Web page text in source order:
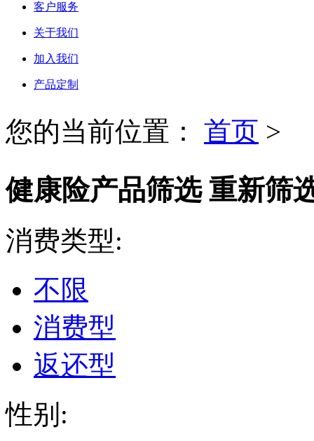
客户服务
关于我们
加入我们
产品定制
您的当前位置： 首页 >
健康险产品筛选 重新筛
消费类型:
不限
消费型
返还型
性别: